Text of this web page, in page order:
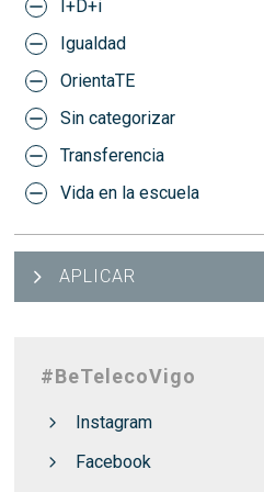
I+D+i
Igualdad
OrientaTE
Sin categorizar
Transferencia
Vida en la escuela
APLICAR
#BeTelecoVigo
Instagram
Facebook